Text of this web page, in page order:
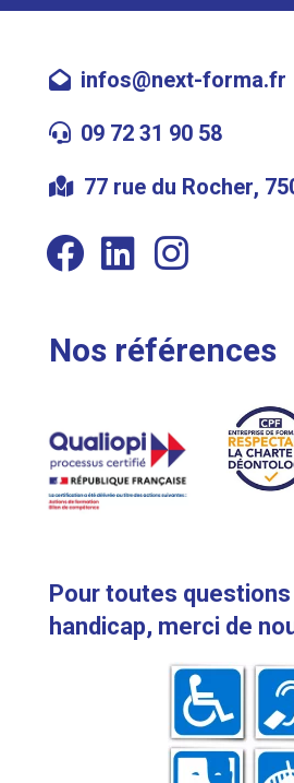
infos@next-forma.fr
09 72 31 90 58
77 rue du Rocher,
Nos références
Pour toutes
handicap, merci de